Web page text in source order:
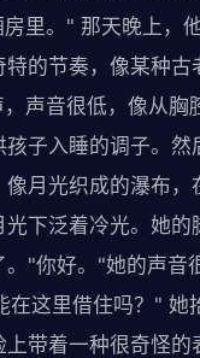
里。" 那天晚上，
的节奏，像某种古
声音很低，像从胸
子入睡的调子。然
月光织成的瀑布，
下泛着冷光。她的
"你好。"她的声音
这里借住吗？" 她
上带着一种很奇怪